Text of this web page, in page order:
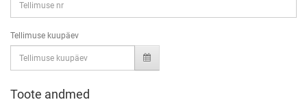
Tellimuse kuupäev
Toote andmed